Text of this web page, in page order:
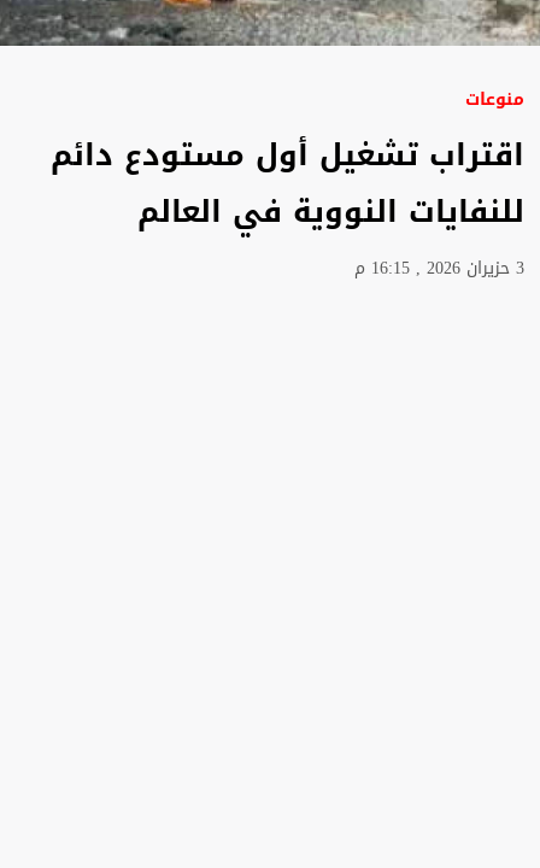
منوعات
اقتراب تشغيل أول مستودع دائم
للنفايات النووية في العالم
3 حزيران 2026 , 16:15 م